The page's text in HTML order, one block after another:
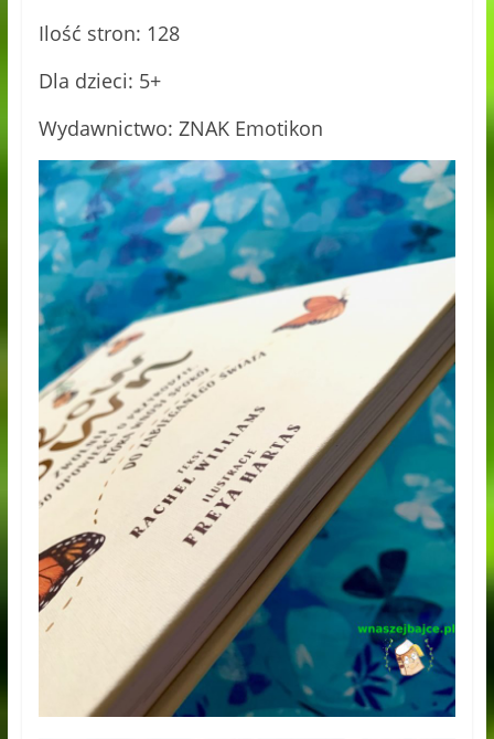
Ilość stron: 128
Dla dzieci: 5+
Wydawnictwo: ZNAK Emotikon